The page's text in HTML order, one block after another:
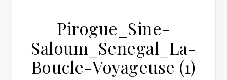
Pirogue_Sine-
Saloum_Senegal_La-
Boucle-Voyageuse (1)